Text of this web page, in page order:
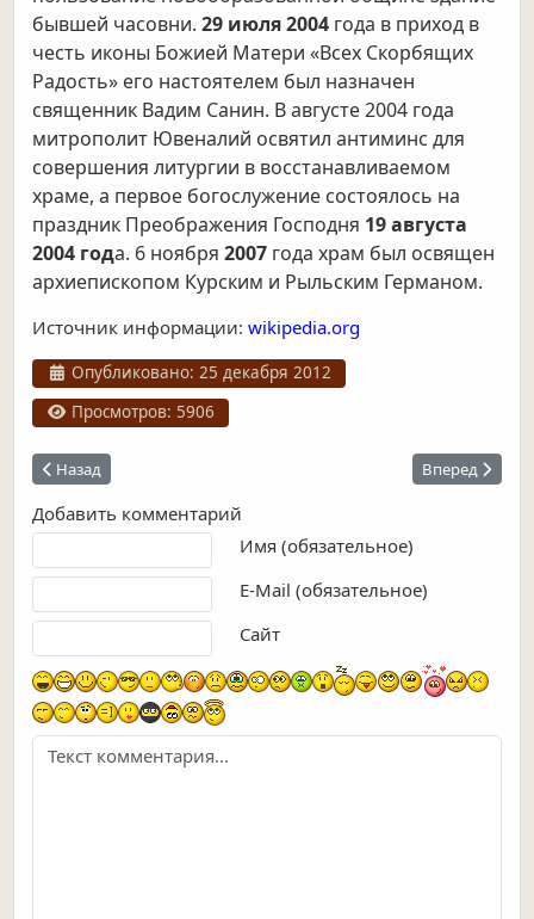
бывшей часовни.29 июля 2004 года в приход в
честь иконы Божией Матери «Всех Скорбящих
Радость» его настоятелем был назначен
священник Вадим Санин. В августе 2004 года
митрополит Ювеналий освятил антиминс для
совершения литургии в восстанавливаемом
храме, а первое богослужение состоялось на
праздник Преображения Господня 19 августа
2004 года. 6 ноября2007 года храм был освящен
архиепископом Курским и Рыльским Германом.
Источник информации:wikipedia.org
Информация о материале
Опубликовано: 25 декабря 2012
Просмотров: 5906
Предыдущий: Церковь Серафима Саровского.
Назад Следующий:
Вперед
Добавить комментарий
Имя (обязательное)
E-Mail (обязательное)
Сайт